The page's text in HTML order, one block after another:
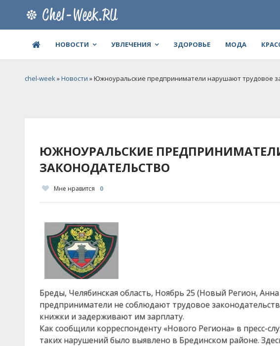
НОВОСТИ УВЛЕЧЕНИЯ ЗДОРОВЬЕ МОДА
chel-week»Новости » Южноуральские предприниматели нарушают трудовое
ЮЖНОУРАЛЬСКИЕ
ЗАКОНОДАТЕЛЬСТВО
Мне нравится 0
Бреды, Челябинская область, Ноябрь 25 (Новый Регион,
предприниматели не соблюдают трудовое
книжки и задерживают им зарплату.
Как сообщили корреспонденту «Нового Региона» в пресс-
таких нарушений было выявлено в Брединском районе.